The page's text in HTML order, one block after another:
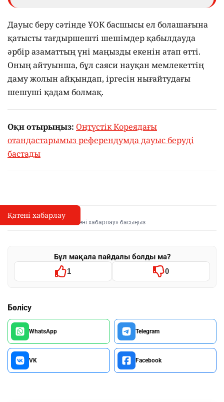
Дауыс беру сәтінде ҰОК басшысы ел болашағына
қатысты тағдыршешті шешімдер қабылдауда
әрбір азаматтың үні маңызды екенін атап өтті.
Оның айтуынша, бұл саяси науқан мемлекеттің
даму жолын айқындап, іргесін нығайтудағы
шешуші қадам болмақ.
Оқи отырыңыз: Оңтүстік Кореядағы
отандастарымыз референдумда дауыс беруді
бастады
I
Қате туралы хабарлау
Мәтінді белгілеп, «Қатені хабарлау» басыңыз
Бұл мақала пайдалы болды ма?
1 0
Бөлісу
WhatsApp Telegram
VK Facebook
Қатені хабарлау